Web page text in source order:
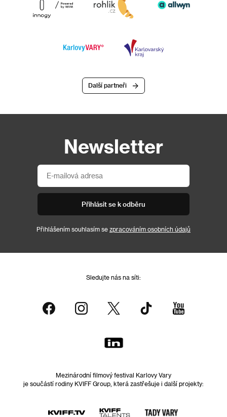
Další partneři
Newsletter
Přihlásit se k odběru
Přihlášením souhlasím se zpracováním osobních údajů
Sledujte nás na síti:
Mezinárodní filmový festival Karlovy Vary
je součástí rodiny KVIFF Group, která zastřešuje i další projekty: